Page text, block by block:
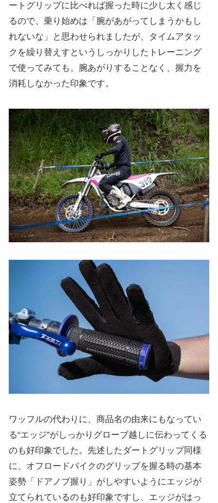
ートグリップに比べれば握った時に少し太く感じ
るので、乗り始めは「腕があがってしまうかもし
れないな」と思わせられましたが、タイムアタッ
クを繰り替えすというしっかりしたトレーニング
で使ってみても、腕あがりすることなく、握力を
消耗しなかった印象です。
ワッフルの代わりに、商品名の由来にもなってい
る“エッジ”がしっかりグローブ越しに伝わってくる
のも好印象でした。先述したダートグリップ同様
に、オフロードバイクのグリップを握る時の基本
姿勢「ドアノブ握り」がしやすいようにエッジが
立てられているのも好印象ですし、エッジがはっ